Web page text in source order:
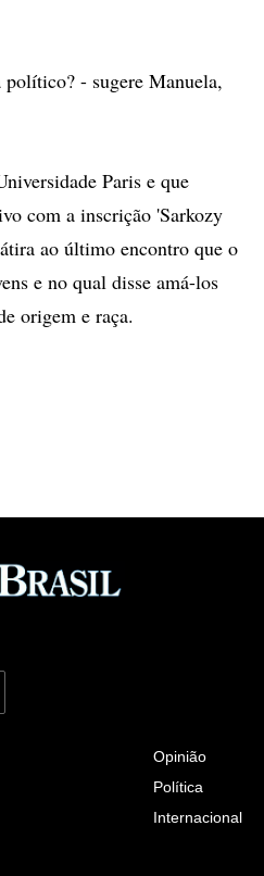
político? - sugere Manuela,
Paris e que
com a inscrição 'Sarkozy
ao último encontro que o
e no qual disse amá-los
origem e raça.
Opinião
Política
Internacional